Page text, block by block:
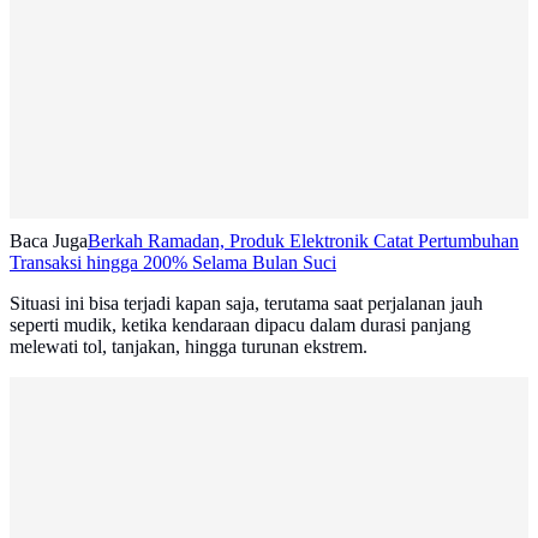
Baca JugaBerkah Ramadan, Produk Elektronik Catat Pertumbuhan
Transaksi hingga 200% Selama Bulan Suci
Situasi ini bisa terjadi kapan saja, terutama saat perjalanan jauh
seperti mudik, ketika kendaraan dipacu dalam durasi panjang
melewati tol, tanjakan, hingga turunan ekstrem.